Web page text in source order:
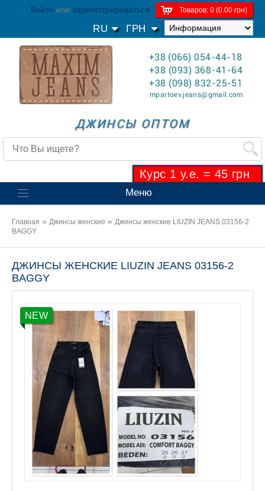
Товаров: 0 (0.00 грн)
Войти или зарегистрироваться
ГРН
RU
ДЖИНСЫ ОПТОМ
+38 (066) 054-44-18
+38 (093) 368-41-64
+38 (098) 832-25-51
mpartoev.jeans@gmail.com
Курс 1 у.е. = 45 грн
Меню
Главная » Джинсы женские » Джинсы женские LIUZIN JEANS 03156-2
BAGGY
ДЖИНСЫ ЖЕНСКИЕ LIUZIN JEANS 03156-2
BAGGY
NEW